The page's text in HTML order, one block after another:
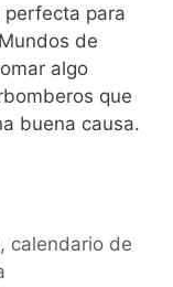
perfecta para
de
algo
que
buena causa.
, calendario de